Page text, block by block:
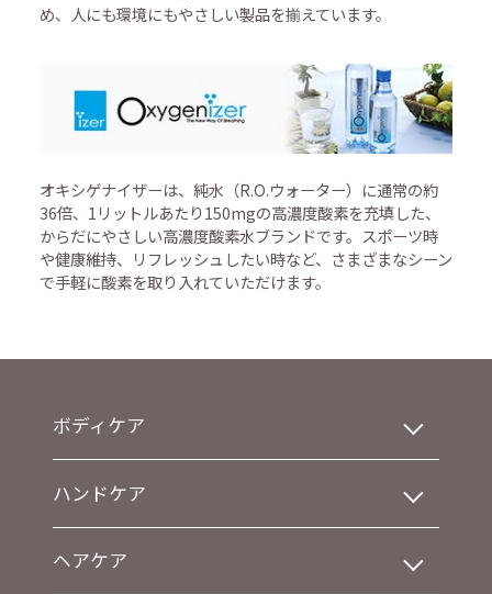
め、人にも環境にもやさしい製品を揃えています。
オキシゲナイザーは、純水（R.O.ウォーター）に通常の約
36倍、1リットルあたり150mgの高濃度酸素を充填した、
からだにやさしい高濃度酸素水ブランドです。スポーツ時
や健康維持、リフレッシュしたい時など、さまざまなシーン
で手軽に酸素を取り入れていただけます。
ボディケア
ハンドケア
ヘアケア